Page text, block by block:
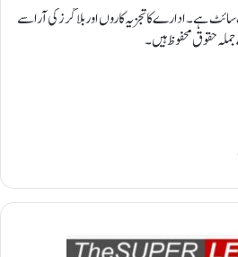
سائٹ ہے ۔ ادارے کا تجزیہ کاروں اور بلاگرز کی آرا سے
حقوق محفوظ ہیں ۔